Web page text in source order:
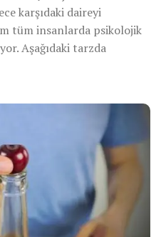
karşıdaki daireyi
tüm insanlarda psikolojik
Aşağıdaki tarzda